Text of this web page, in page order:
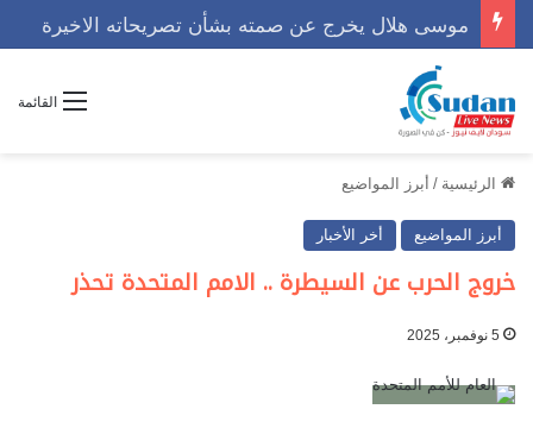
موسى هلال يخرج عن صمته بشأن تصريحاته الاخيرة
القائمة
الرئيسية / أبرز المواضيع
أبرز المواضيع أخر الأخبار
خروج الحرب عن السيطرة .. الامم المتحدة تحذر
5 نوفمبر، 2025